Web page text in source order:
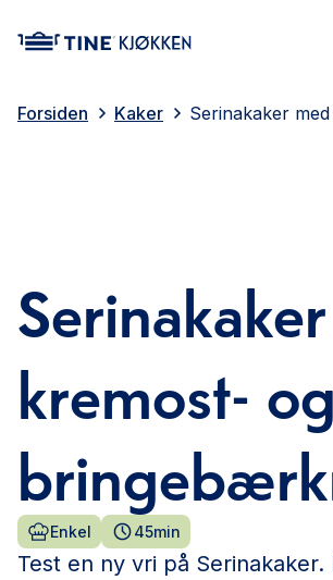
Forsiden Kaker Serinakaker
kremost- og
Enkel 45min
Test en ny vri på